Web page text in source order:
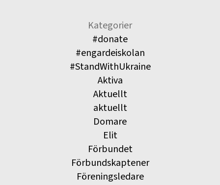
Kategorier
#donate
#engardeiskolan
#StandWithUkraine
Aktiva
Aktuellt
aktuellt
Domare
Elit
Förbundet
Förbundskaptener
Föreningsledare